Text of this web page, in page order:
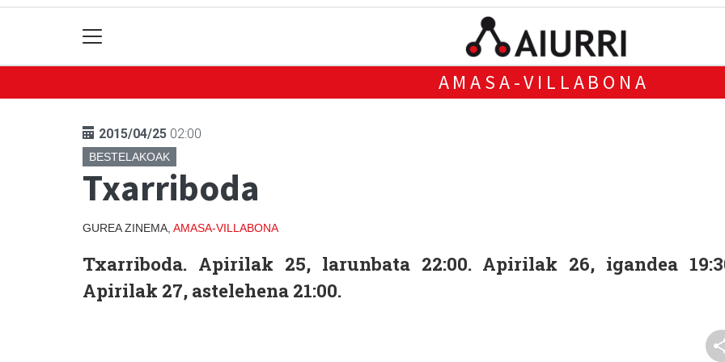
AMASA-VILLABONA
2015/04/25 02:00
BESTELAKOAK
Txarriboda
GUREA ZINEMA, AMASA-VILLABONA
Txarriboda. Apirilak 25, larunbata 22:00. Apirilak 26, igandea
Apirilak 27, astelehena 21:00.